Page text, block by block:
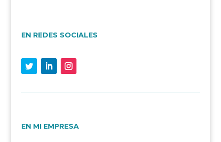
EN REDES SOCIALES
EN MI EMPRESA